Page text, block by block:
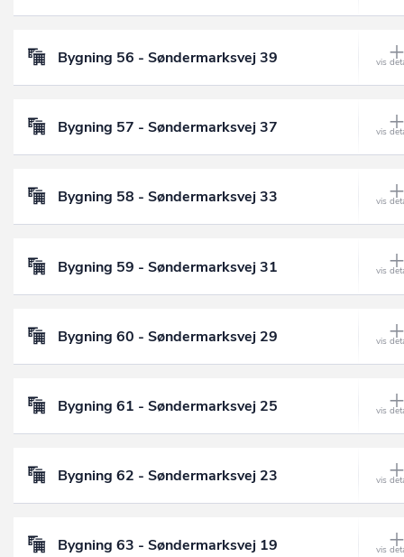
Bygning 56 - Søndermarksvej 39
Bygning 57 - Søndermarksvej 37
Bygning 58 - Søndermarksvej 33
Bygning 59 - Søndermarksvej 31
Bygning 60 - Søndermarksvej 29
Bygning 61 - Søndermarksvej 25
Bygning 62 - Søndermarksvej 23
Bygning 63 - Søndermarksvej 19